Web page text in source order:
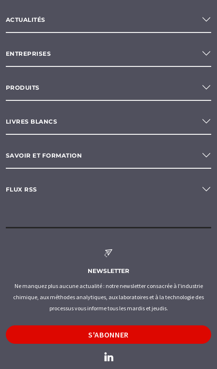
ACTUALITÉS
ENTREPRISES
PRODUITS
LIVRES BLANCS
SAVOIR ET FORMATION
FLUX RSS
NEWSLETTER
Ne manquez plus aucune actualité : notre newsletter consacrée à l'industrie
chimique, aux méthodes analytiques, aux laboratoires et à la technologie des
processus vous informe tous les mardis et jeudis.
S'ABONNER